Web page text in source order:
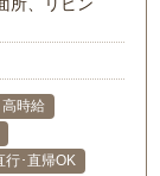
所、リビン
高時給
行･直帰OK